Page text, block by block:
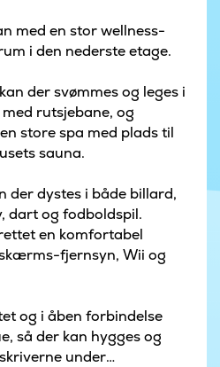
med en stor wellness-
i den nederste etage.
der svømmes og leges i
rutsjebane, og
store spa med plads til
sauna.
der dystes i både billard,
dart og fodboldspil.
en komfortabel
fjernsyn, Wii og
og i åben forbindelse
så der kan hygges og
under